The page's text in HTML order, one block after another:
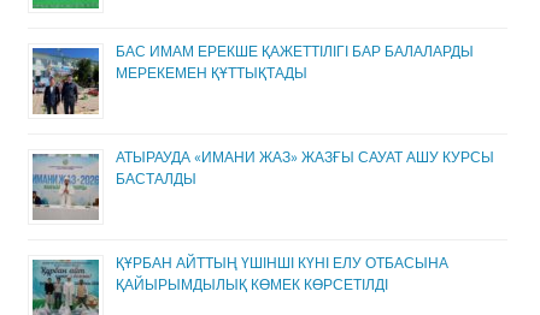
БАС ИМАМ ЕРЕКШЕ ҚАЖЕТТІЛІГІ БАР БАЛАЛАРДЫ
МЕРЕКЕМЕН ҚҰТТЫҚТАДЫ
АТЫРАУДА «ИМАНИ ЖАЗ» ЖАЗҒЫ САУАТ АШУ КУРСЫ
БАСТАЛДЫ
ҚҰРБАН АЙТТЫҢ ҮШІНШІ КҮНІ ЕЛУ ОТБАСЫНА
ҚАЙЫРЫМДЫЛЫҚ КӨМЕК КӨРСЕТІЛДІ